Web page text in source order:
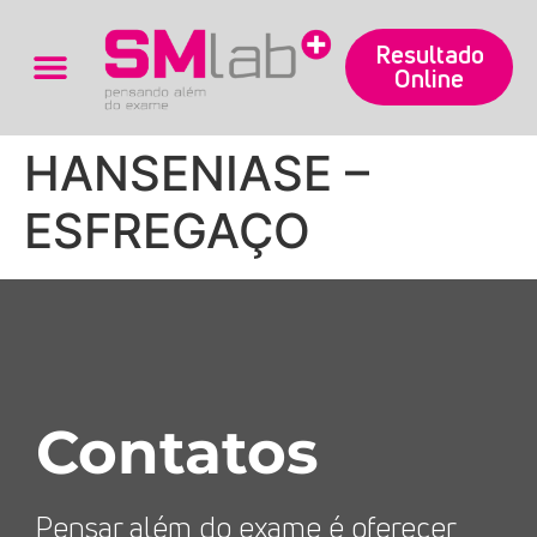
Resultado
Online
HANSENIASE –
ESFREGAÇO
Contatos
Pensar além do exame é oferecer